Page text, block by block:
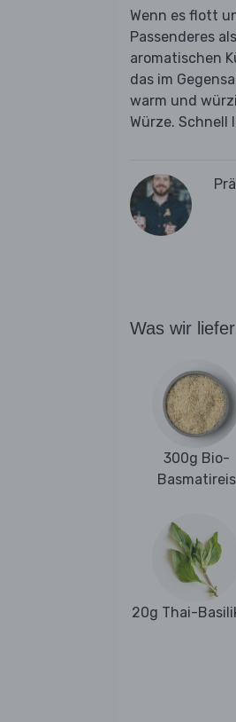
Wenn es flott
Passenderes
aromatischen
das im
warm und
Würze. Schnell
Was wir
300g Bio-
Basmatireis
20g Thai-